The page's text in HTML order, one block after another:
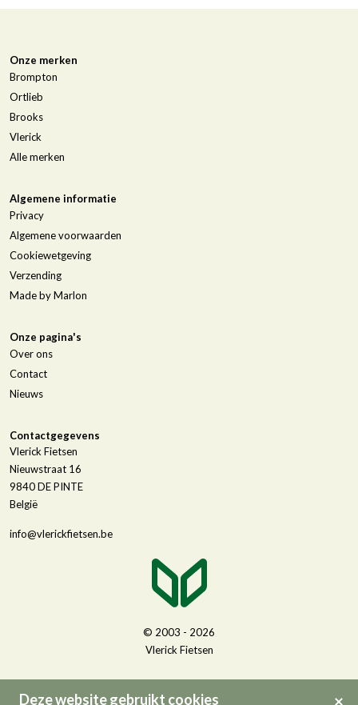
Deze website gebruikt cookies
Onze merken
Brompton
Ortlieb
Brooks
Vlerick
Alle merken
Algemene informatie
Privacy
Algemene voorwaarden
Cookiewetgeving
Verzending
Made by Marlon
Onze pagina's
Over ons
Contact
Nieuws
Contactgegevens
Vlerick Fietsen
Nieuwstraat 16
9840DE PINTE
België
info@vlerickfietsen.be
© 2003 - 2026
Vlerick Fietsen